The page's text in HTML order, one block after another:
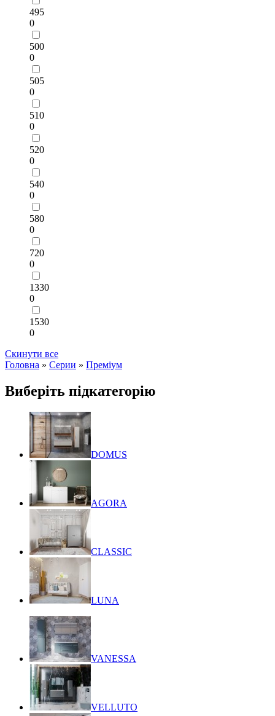
495
0
500
0
505
0
510
0
520
0
540
0
580
0
720
0
1330
0
1530
0
Скинути все
Головна » Серии » Преміум
Виберіть підкатегорію
DOMUS
AGORA
CLASSIC
LUNA
VANESSA
VELLUTO